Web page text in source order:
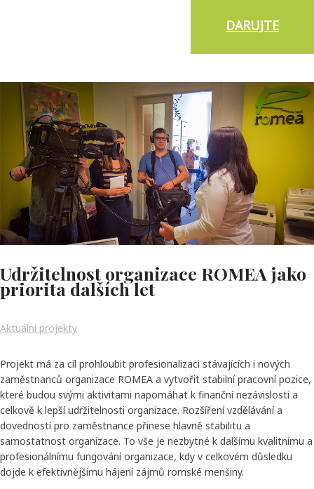
DARUJTE
Udržitelnost organizace ROMEA jako
priorita dalších let
Aktuální projekty
Projekt má za cíl prohloubit profesionalizaci stávajících i nových
zaměstnanců organizace ROMEA a vytvořit stabilní pracovní pozice,
které budou svými aktivitami napomáhat k finanční nezávislosti a
celkově k lepší udržitelnosti organizace. Rozšíření vzdělávání a
dovedností pro zaměstnance přinese hlavně stabilitu a
samostatnost organizace. To vše je nezbytné k dalšímu kvalitnímu a
profesionálnímu fungování organizace, kdy v celkovém důsledku
dojde k efektivnějšímu hájení zájmů romské menšiny.